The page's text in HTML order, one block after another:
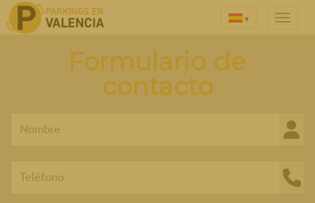
▾
Formulario de
contacto